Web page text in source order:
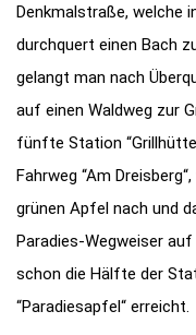
Denkmalstraße, welche
durchquert einen Bach
gelangt man nach
auf einen Waldweg zur
fünfte Station
Fahrweg “Am
grünen Apfel nach und
Paradies-Wegweiser
schon die Hälfte der
“Paradiesapfel“ erreicht.